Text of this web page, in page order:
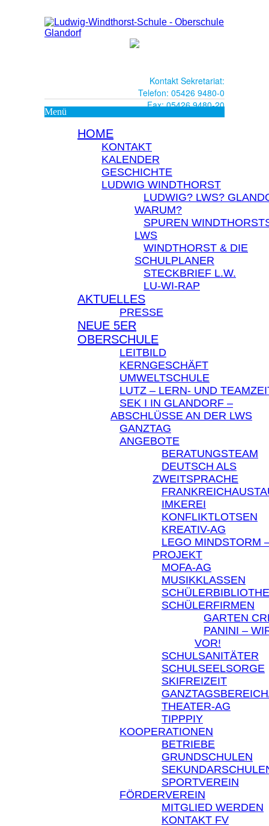
Kontakt Sekretariat:
Telefon: 05426 9480-0
Fax: 05426 9480-20
Menü
HOME
KONTAKT
KALENDER
GESCHICHTE
LUDWIG WINDTHORST
LUDWIG? LWS?
WARUM?
SPUREN
LWS
WINDTHORST & DIE
SCHULPLANER
STECKBRIEF L.W.
LU-WI-RAP
AKTUELLES
PRESSE
NEUE 5ER
OBERSCHULE
LEITBILD
KERNGESCHÄFT
UMWELTSCHULE
LUTZ – LERN- UND
SEK I IN GLANDORF –
ABSCHLÜSSE AN DER LWS
GANZTAG
ANGEBOTE
BERATUNGSTEAM
DEUTSCH ALS
ZWEITSPRACHE
IMKEREI
KONFLIKTLOTSEN
KREATIV-AG
LEGO MINDSTORM
PROJEKT
MOFA-AG
MUSIKKLASSEN
SCHÜLERFIRMEN
GARTEN
PANINI –
VOR!
SCHULSANITÄTER
SCHULSEELSORGE
SKIFREIZEIT
THEATER-AG
TIPPPIY
KOOPERATIONEN
BETRIEBE
GRUNDSCHULEN
SPORTVEREIN
FÖRDERVEREIN
MITGLIED WERDEN
KONTAKT FV